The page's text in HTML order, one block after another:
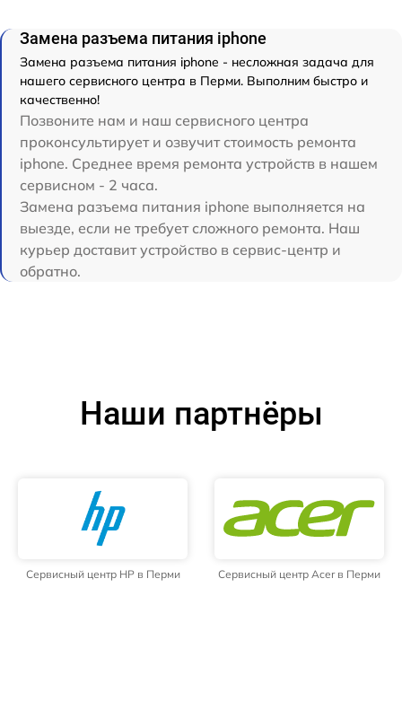
Замена разъема питания iphone
Замена разъема питания iphone - несложная задача для
нашего сервисного центра в Перми. Выполним быстро и
качественно!
Позвоните нам и наш сервисного центра
проконсультирует и озвучит стоимость ремонта
iphone. Среднее время ремонта устройств в нашем
сервисном - 2 часа.
Замена разъема питания iphone выполняется на
выезде, если не требует сложного ремонта. Наш
курьер доставит устройство в сервис-центр и
обратно.
Наши партнёры
Сервисный центр HP в Перми Сервисный центр Acer в Перми